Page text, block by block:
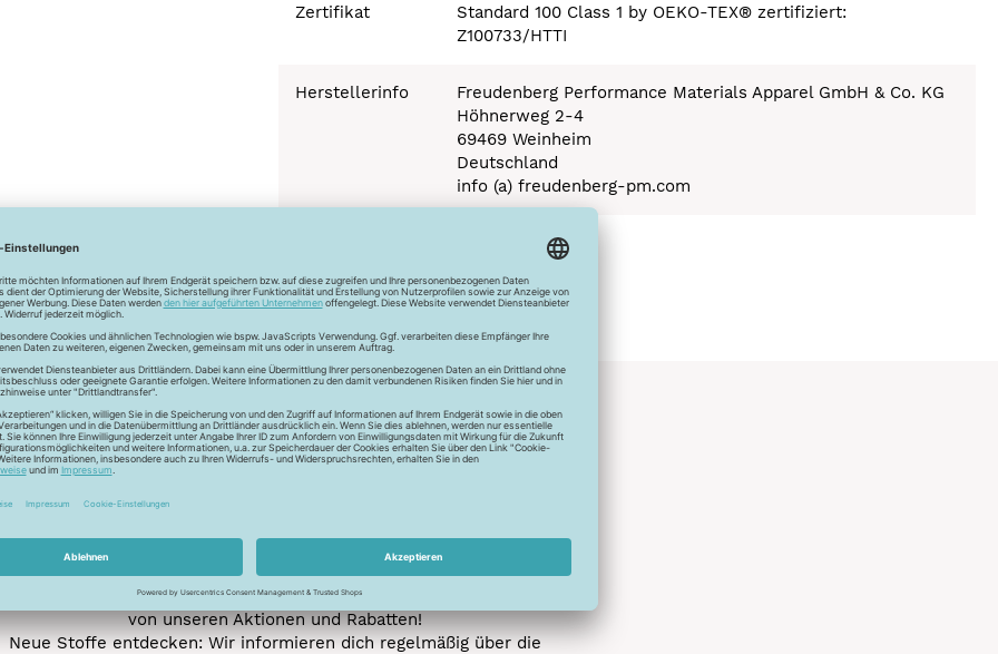
Zertifikat
Standard 100 Class 1 by OEKO-TEX® zertifiziert:
Z100733/HTTI
Herstellerinfo
Freudenberg Performance Materials Apparel GmbH & Co. KG
Höhnerweg 2-4
69469 Weinheim
Deutschland
info (a) freudenberg-pm.com
Unser Newsletter
Newsletter
jetzt unseren exklusiven Newsletter und profitiere von zahlreichen
und Rabatte: Als Newsletter Abonnent erfährst du als erstes
von unseren Aktionen und Rabatten!
Neue Stoffe entdecken: Wir informieren dich regelmäßig über die